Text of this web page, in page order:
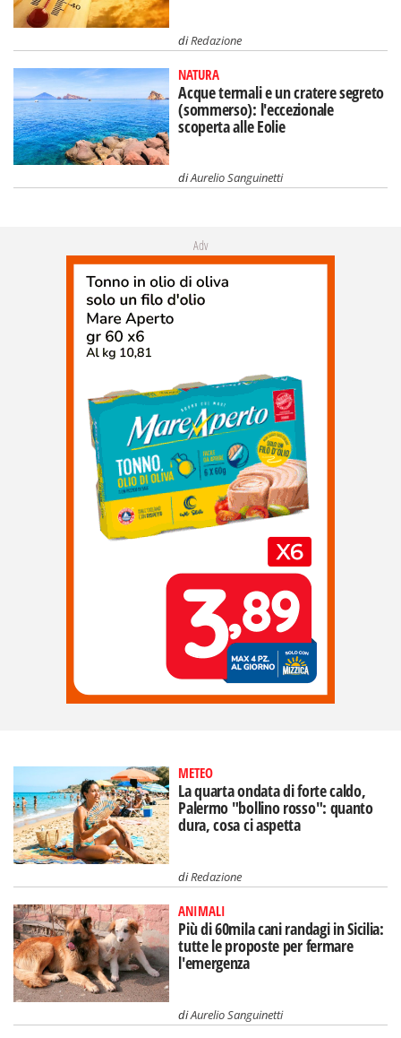
diRedazione
NATURA
Acque termali e un cratere segreto
(sommerso): l'eccezionale
scoperta alle Eolie
diAurelio Sanguinetti
Adv
METEO
La quarta ondata di forte caldo,
Palermo "bollino rosso": quanto
dura, cosa ci aspetta
diRedazione
ANIMALI
Più di 60mila cani randagi in Sicilia:
tutte le proposte per fermare
l'emergenza
diAurelio Sanguinetti